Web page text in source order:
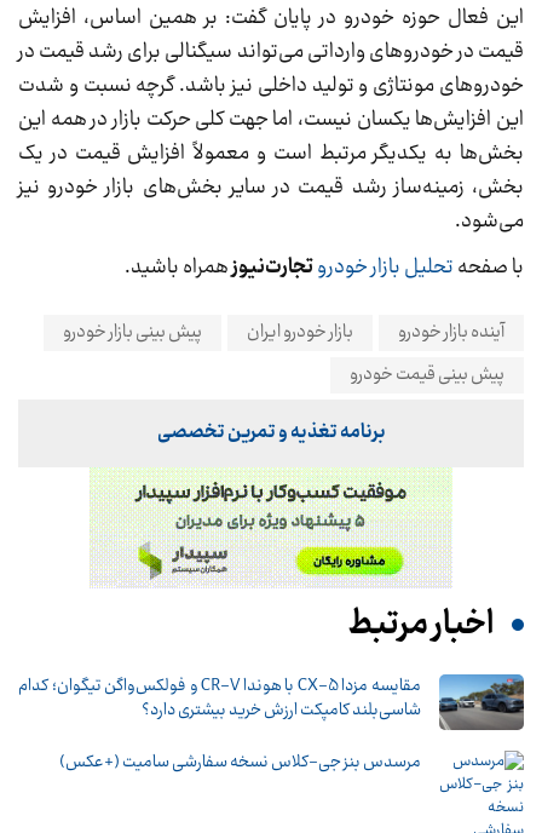
این فعال حوزه خودرو در پایان گفت: بر همین اساس، افزایش
قیمت در خودروهای وارداتی می‌تواند سیگنالی برای رشد قیمت در
خودروهای مونتاژی و تولید داخلی نیز باشد. گرچه نسبت و شدت
این افزایش‌ها یکسان نیست، اما جهت کلی حرکت بازار در همه این
بخش‌ها به یکدیگر مرتبط است و معمولاً افزایش قیمت در یک
بخش، زمینه‌ساز رشد قیمت در سایر بخش‌های بازار خودرو نیز
می‌شود.
با صفحهتحلیل بازار خودروتجارت‌نیوزهمراه باشید.
آینده بازار خودرو بازار خودرو ایران
پیش بینی بازار خودرو
پیش بینی قیمت خودرو
برنامه تغذیه و تمرین تخصصی
اخبار مرتبط
مقایسه مزدا CX-5 با هوندا CR-V و فولکس‌واگن تیگوان؛ کدام
شاسی‌بلند کامپکت ارزش خرید بیشتری دارد؟
مرسدس بنز جی-کلاس نسخه سفارشی سامیت (+عکس)